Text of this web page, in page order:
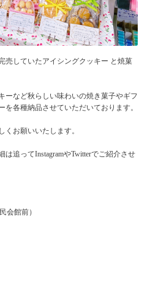
売していたアイシングクッキー と焼菓
ーなど秋らしい味わいの焼き菓子やギフ
を各種納品させていただいております。
くお願いいたします。
は追ってInstagramやTwitterでご紹介させ
会館前）